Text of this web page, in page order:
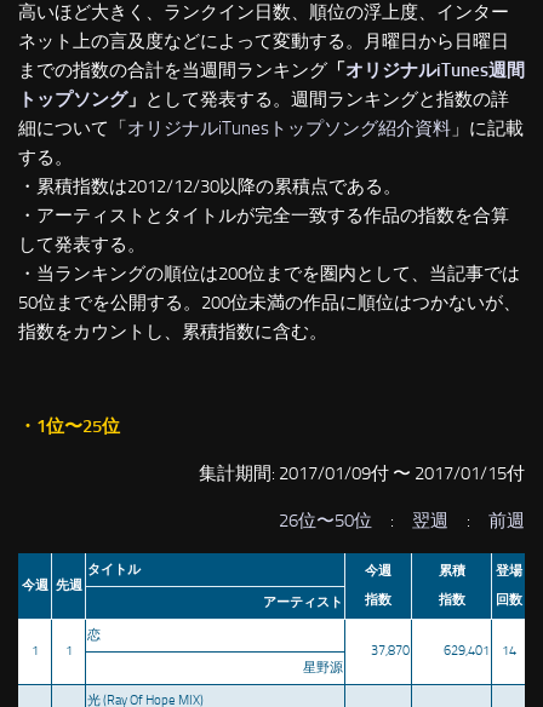
高いほど大きく、ランクイン日数、順位の浮上度、インター
ネット上の言及度などによって変動する。月曜日から日曜日
までの指数の合計を当週間ランキング 「オリジナルiTunes週間
トップソング」 として発表する。週間ランキングと指数の詳
細について「オリジナルiTunesトップソング紹介資料 」に記載
する。
・累積指数は2012/12/30以降の累積点である。
・アーティストとタイトルが完全一致する作品の指数を合算
して発表する。
・当ランキングの順位は200位までを圏内として、当記事では
50位までを公開する。200位未満の作品に順位はつかないが、
指数をカウントし、累積指数に含む。
・1位〜25位
集計期間: 2017/01/09付 〜 2017/01/15付
26位〜50位 : 翌週 : 前週
今週 先週
タイトル
今週
指数
累積
指数
登場
回数
アーティスト
1 1
恋
37,870
629,401
14
星野源
光 (Ray Of Hope MIX)